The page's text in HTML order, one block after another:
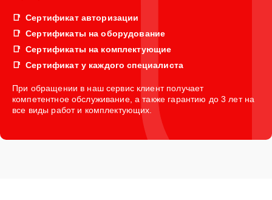
Сертификат авторизации
Сертификаты на оборудование
Сертификаты на комплектующие
Сертификат у каждого специалиста
При обращении в наш сервис клиент получает
компетентное обслуживание, а также гарантию до 3 лет на
все виды работ и комплектующих.